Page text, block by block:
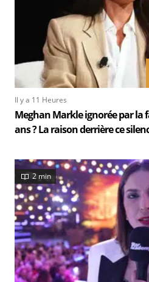
Il y a 11 Heures
Meghan Markle ignorée par la
ans ? La raison derrière ce
2 min